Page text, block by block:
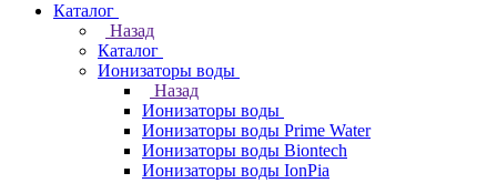
Каталог
Назад
Каталог
Ионизаторы воды
Назад
Ионизаторы воды
Ионизаторы воды Prime Water
Ионизаторы воды Biontech
Ионизаторы воды IonPia